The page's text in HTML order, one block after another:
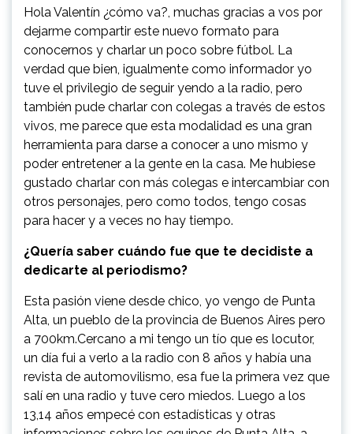
Hola Valentín ¿cómo va?, muchas gracias a vos por
dejarme compartir este nuevo formato para
conocernos y charlar un poco sobre fútbol. La
verdad que bien, igualmente como informador yo
tuve el privilegio de seguir yendo a la radio, pero
también pude charlar con colegas a través de estos
vivos, me parece que esta modalidad es una gran
herramienta para darse a conocer a uno mismo y
poder entretener a la gente en la casa. Me hubiese
gustado charlar con más colegas e intercambiar con
otros personajes, pero como todos, tengo cosas
para hacer y a veces no hay tiempo.
¿Quería saber cuándo fue que te decidiste a
dedicarte al periodismo?
Esta pasión viene desde chico, yo vengo de Punta
Alta, un pueblo de la provincia de Buenos Aires pero
a 700km.Cercano a mi tengo un tío que es locutor,
un día fui a verlo a la radio con 8 años y había una
revista de automovilismo, esa fue la primera vez que
salí en una radio y tuve cero miedos. Luego a los
13,14 años empecé con estadísticas y otras